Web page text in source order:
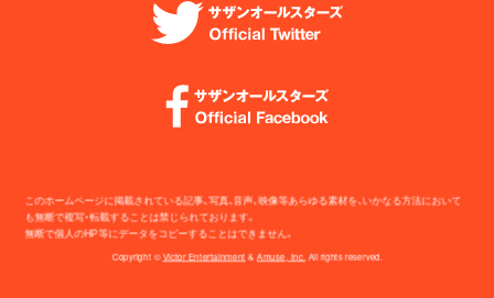
このホームページに掲載されている記事、写真、音声、映像等あらゆる素材を、いかなる方法において
も無断で複写・転載することは禁じられております。
無断で個人のHP等にデータをコピーすることはできません。
Copyright ©Victor Entertainment &Amuse, Inc. All rights reserved.